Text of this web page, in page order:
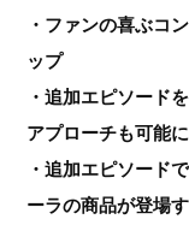
・ファンの喜ぶコ
ップ
・追加エピソード
アプローチも可能に
・追加エピソード
ーラの商品が登場